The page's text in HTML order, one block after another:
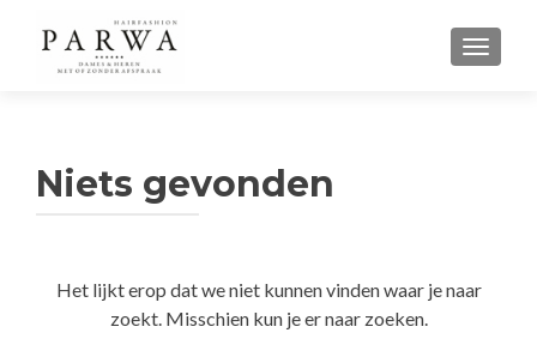
Niets gevonden
Het lijkt erop dat we niet kunnen vinden waar je naar
zoekt. Misschien kun je er naar zoeken.